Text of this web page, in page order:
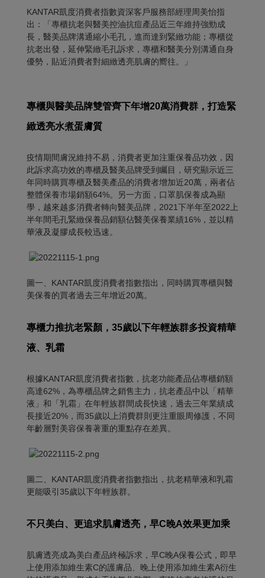
KANTAR凱度消費者指數資深客戶服務部經理周美怡指
出：「專櫃抗老與醫美控油抗痘產品近三年維持強勁成
長，醫美品牌溝通縮小毛孔，進而達到緊緻功能；專櫃從
抗老出發，延伸緊緻毛孔訴求，專櫃和醫美分別溝通自身
優勢，貼近消費者對細緻透亮肌膚的嚮往。」
專櫃與醫美品牌雙管齊下年增20萬消費群，打造緊
緻透亮水煮蛋膚質
疫情期間膚況維持不易，消費者更加注重保養品功效，因
此訴求高功效的專櫃及醫美品牌受到矚目，研究顯示近三
年同時購買專櫃及醫美產品的消費者增加近20萬，兩者佔
整體保養市場銷額64%。另一方面，口罩肌保養成為顯
學，越來越多消費者轉向醫美品牌，2021下半年至2022上
半年間毛孔緊緻保養品銷額佔醫美保養業績16%，並以精
華液及凝膠成長較迅速。
圖一、KANTAR凱度消費者指數指出，同時購買專櫃與醫
美保養的買者過去三年增近20萬。
專櫃力推抗老緊顏， 35歲以下年輕族群多投資精華
液、乳霜
根據KANTAR凱度消費者指數，抗老功能產品佔專櫃銷額
高達62%，為專櫃品牌之銷售主力，抗老產品中以「精華
液」和「乳霜」在年輕族群間成長快速，過去三年業績成
長接近20%，而35歲以上消費群則更注重眼周修護，不同
年齡層對美容保養著重的重點存在差異。
圖二、KANTAR凱度消費者指數指出，抗老精華液和乳霜
更能吸引35歲以下年輕族群。
不只美白、更追求肌膚透亮，早C晚A效果更加乘
肌膚透亮成為美白產品終極訴求，早C晚A保養公式，即早
上使用添加維生素C的護膚品、晚上使用添加維生素A衍生